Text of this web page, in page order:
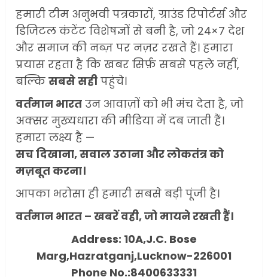
हमारी टीम अनुभवी पत्रकारों, ग्राउंड रिपोर्टर्स और
डिजिटल कंटेंट विशेषज्ञों से बनी है, जो 24×7 देश
और समाज की नब्ज़ पर नज़र रखते हैं। हमारा
प्रयास रहता है कि खबर सिर्फ़ सबसे पहले नहीं,
बल्कि सबसे सही पहुंचे।
वर्तमान भारत उन आवाज़ों को भी मंच देता है, जो
अक्सर मुख्यधारा की मीडिया में दब जाती हैं।
हमारा लक्ष्य है —
सच दिखाना, सवाल उठाना और लोकतंत्र को
मज़बूत करना।
आपका भरोसा ही हमारी सबसे बड़ी पूंजी है।
वर्तमान भारत – खबरें वही, जो मायने रखती हैं।
Address: 10A,J.C. Bose
Marg,Hazratganj,Lucknow-226001
Phone No.:8400633331
3
सरकारी दफ्तरों में जनसेवा कम,
जनता का अपमान ज्यादा? जनता के
टैक्स पर वेतन, फिर जनता से अभद्र
व्यवहार क्यों?
JUNE 1, 2026 0
4
अमेरिका ने फिर से ईरान को युद्ध
समाप्त करने के लिए भेजी अपनी 5
MAY 18, 2026 0
भारत-अमेरिका व्यापार समझौता
FEBRUARY 3, 2026 0